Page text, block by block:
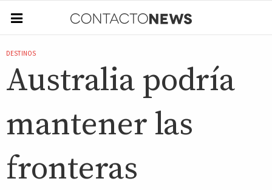
DESTINOS
Australia podría
mantener las
fronteras